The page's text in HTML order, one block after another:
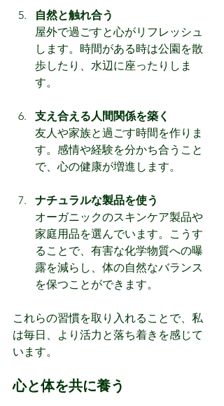
自然と触れ合う
屋外で過ごすと心がリフレッシュ
します。時間がある時は公園を散
歩したり、水辺に座ったりしま
す。
支え合える人間関係を築く
友人や家族と過ごす時間を作りま
す。感情や経験を分かち合うこと
で、心の健康が増進します。
ナチュラルな製品を使う
オーガニックのスキンケア製品や
家庭用品を選んでいます。こうす
ることで、有害な化学物質への曝
露を減らし、体の自然なバランス
を保つことができます。
これらの習慣を取り入れることで、私
は毎日、より活力と落ち着きを感じて
います。
心と体を共に養う